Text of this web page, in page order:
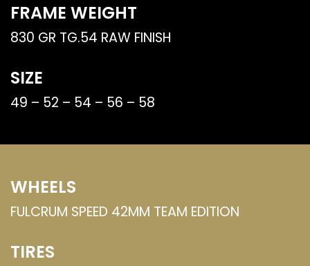
WHEELS
FULCRUM SPEED 42MM TEAM EDITION
TIRES
FRAME WEIGHT
830 GR TG.54 RAW FINISH
SIZE
49 – 52 – 54 – 56 – 58